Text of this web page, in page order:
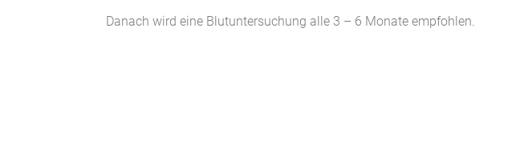
Danach wird eine Blutuntersuchung alle 3 – 6 Monate empfohlen.